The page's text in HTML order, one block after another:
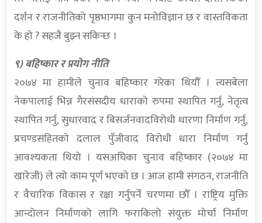
दर्शन र राजनीतिको पृष्ठभागमा कुन मनोविज्ञान छ र वास्तविकता
के हो ? सहजै बुझ्न सकिन्छ ।
९) बहिष्कार र प्रयोग नीति
२०७४ मा हामीले चुनाव बहिष्कार गरेका थियौँ । त्यसबेला
नेकपालाई भिन्न गैरसंसदीय धाराको रुपमा स्थापित गर्नु, नेतृत्व
स्थापित गर्नु, सुधारवाद र बिसर्जनवादविरोधी धारणा निर्माण गर्नु,
प्रचण्डसहितको दलाल पुँजीवाद विरोधी धारा निर्माण गर्नु
आवश्यकता थियो । यसअघिका चुनाव बहिष्कार (२०७४ मा
खारेजी) ले त्यो काम पूर्ण भएको छ । आज हामी संगठन, राजनीति
र वैचारिक विकास र रक्षा गर्नुपर्ने चरणमा छौँ । राष्ट्रिय मुक्ति
आन्दोलन निर्माणको लागि फराकिलो संयुक्त मोर्चा निर्माण